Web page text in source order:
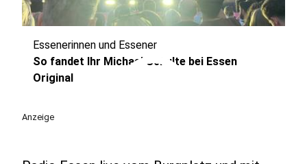
play_circle
Essenerinnen und Essener
So fandet Ihr Michael Schulte bei Essen
Original
Anzeige